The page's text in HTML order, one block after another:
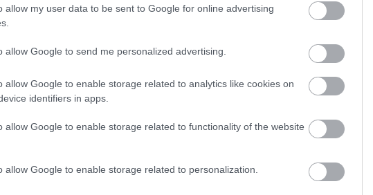
allow my user data to be sent to Google for online advertising
allow Google to send me personalized advertising.
allow Google to enable storage related to analytics like cookies on
identifiers in apps.
allow Google to enable storage related to functionality of the website
allow Google to enable storage related to personalization.
a bolygójuk múltjához tartozó rabszolgaságon,
alapul, az Egyesült Államokban több kritika is
de a konfliktus alaphelyzetétől eltekintve a
számára kristálytisztán átélhető. Sok elemzés
túlságosan előtérbe van tolva, az üzenet túl
év csak még jobban öregített a jellegzetes
egy II. világháborús bombázás után - amik Bele és
felek teljesen kipusztították egymást. Nem
egy konfliktus egy egész civilizáció számára végzetes
Archívum
2023 január
2021 szeptember
2021 július
2021 március
2021 február
2020 december
2020 november
2020 szeptember
Tovább